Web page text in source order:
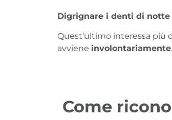
Digrignare i denti di notte
Quest’ultimo interessa più
avviene involontariamente.
Come